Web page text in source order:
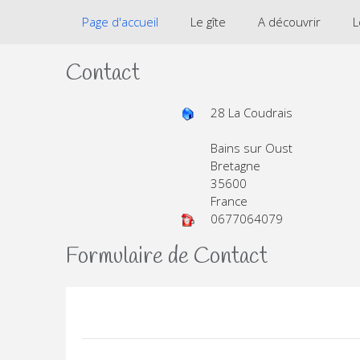
Page d'accueil Le gîte A découvrir
Contact
28 La Coudrais
Bains sur Oust
Bretagne
35600
France
0677064079
Formulaire de Contact